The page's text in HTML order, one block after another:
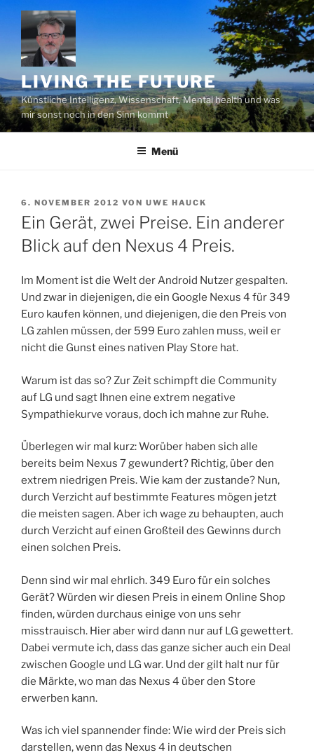
Zum
Inhalt
springen
LIVING THE FUTURE
Künstliche Intelligenz, Wissenschaft, Mental health und was
mir sonst noch in den Sinn kommt
Menü
VERÖFFENTLICHT
AM
6. NOVEMBER 2012 VON UWE HAUCK
Ein Gerät, zwei Preise. Ein anderer
Blick auf den Nexus 4 Preis.
Im Moment ist die Welt der Android Nutzer gespalten.
Und zwar in diejenigen, die ein Google Nexus 4 für 349
Euro kaufen können, und diejenigen, die den Preis von
LG zahlen müssen, der 599 Euro zahlen muss, weil er
nicht die Gunst eines nativen Play Store hat.
Warum ist das so? Zur Zeit schimpft die Community
auf LG und sagt Ihnen eine extrem negative
Sympathiekurve voraus, doch ich mahne zur Ruhe.
Überlegen wir mal kurz: Worüber haben sich alle
bereits beim Nexus 7 gewundert? Richtig, über den
extrem niedrigen Preis. Wie kam der zustande? Nun,
durch Verzicht auf bestimmte Features mögen jetzt
die meisten sagen. Aber ich wage zu behaupten, auch
durch Verzicht auf einen Großteil des Gewinns durch
einen solchen Preis.
Denn sind wir mal ehrlich. 349 Euro für ein solches
Gerät? Würden wir diesen Preis in einem Online Shop
finden, würden durchaus einige von uns sehr
misstrauisch. Hier aber wird dann nur auf LG gewettert.
Dabei vermute ich, dass das ganze sicher auch ein Deal
zwischen Google und LG war. Und der gilt halt nur für
die Märkte, wo man das Nexus 4 über den Store
erwerben kann.
Was ich viel spannender finde: Wie wird der Preis sich
darstellen, wenn das Nexus 4 in deutschen